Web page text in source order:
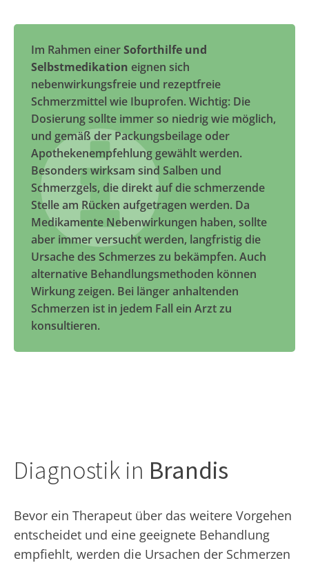
Im Rahmen einerSoforthilfe und
Selbstmedikation eignen sich
nebenwirkungsfreie und rezeptfreie
Schmerzmittel wie Ibuprofen. Wichtig: Die
Dosierung sollte immer so niedrig wie möglich,
und gemäß der Packungsbeilage oder
Apothekenempfehlung gewählt werden.
Besonders wirksam sind Salben und
Schmerzgels, die direkt auf die schmerzende
Stelle am Rücken aufgetragen werden. Da
Medikamente Nebenwirkungen haben, sollte
aber immer versucht werden, langfristig die
Ursache des Schmerzes zu bekämpfen. Auch
alternative Behandlungsmethoden können
Wirkung zeigen. Bei länger anhaltenden
Schmerzen ist in jedem Fall ein Arzt zu
konsultieren.
Diagnostik in Brandis
Bevor ein Therapeut über das weitere Vorgehen
entscheidet und eine geeignete Behandlung
empfiehlt, werden die Ursachen der Schmerzen